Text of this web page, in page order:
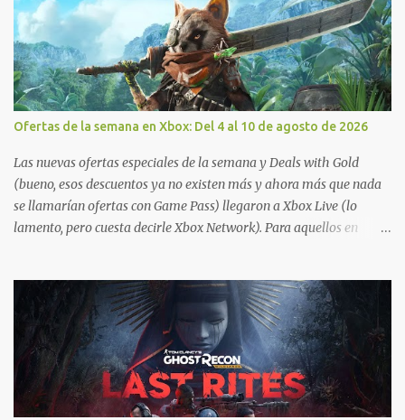
Ofertas de la semana en Xbox: Del 4 al 10 de agosto de 2026
Las nuevas ofertas especiales de la semana y Deals with Gold
(bueno, esos descuentos ya no existen más y ahora más que nada
se llamarían ofertas con Game Pass) llegaron a Xbox Live (lo
lamento, pero cuesta decirle Xbox Network). Para aquellos en
jugarlos y mantener un progreso compartido en Windows PC y
Xbox, y tenemos un listado de juegos compatibles por acá . ¿Aún
necesitas una mano con las compras? Tenemos un tutorial extenso
o en vídeo para que se quiten todas las dudas generales de cómo
hacer compras en Xbox . Podes consultar un listado más completo
de promociones desde xbox.com. El post puede tener